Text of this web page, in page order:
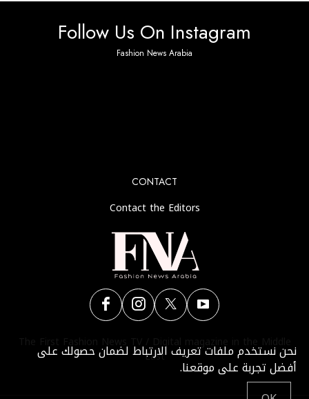
Follow Us On Instagram
Fashion News Arabia
CONTACT
Contact the Editors
The First Fashion News TV / Digital magazine in the Middle
East
نحن نستخدم ملفات تعريف الارتباط لضمان حصولك على
أفضل تجربة على موقعنا.